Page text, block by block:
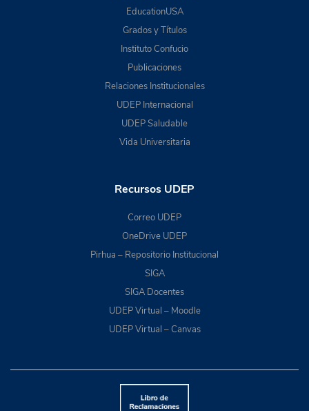
EducationUSA
Grados y Títulos
Instituto Confucio
Publicaciones
Relaciones Institucionales
UDEP Internacional
UDEP Saludable
Vida Universitaria
Recursos UDEP
Correo UDEP
OneDrive UDEP
Pirhua – Repositorio Institucional
SIGA
SIGA Docentes
UDEP Virtual – Moodle
UDEP Virtual – Canvas